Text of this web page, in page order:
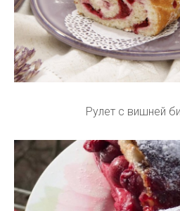
Рулет с вишней